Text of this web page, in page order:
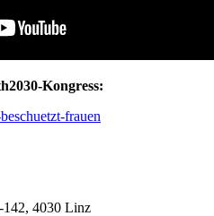
Kongress:
frauen
4030 Linz